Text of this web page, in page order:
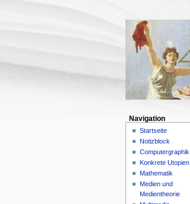
Navigation
Startseite
Notizblock
Computergraphik
Konkrete Utopien
Mathematik
Medien und
Medientheorie